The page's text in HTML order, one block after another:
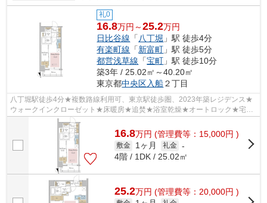
礼0
16.8万円～25.2万円
日比谷線 「 八丁堀 」駅 徒歩4分
有楽町線 「新富町 」駅 徒歩5分
都営浅草線 「宝町 」駅 徒歩10分
築3年 / 25.02㎡～40.20㎡
東京都中央区入船２丁目
八丁堀駅徒歩4分★複数路線利用可、東京駅徒歩圏、2023年築レジデンス★
ウォークインクローゼット★床暖房★追焚★浴室乾燥★オートロック★宅配
BOX★
16.8万円 (管理費等：15,000円 )
敷金 1ヶ月 礼金 -
4階 / 1DK / 25.02㎡
25.2万円 (管理費等：20,000円 )